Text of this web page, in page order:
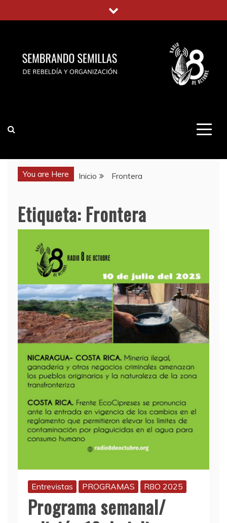
al
You are Here Inicio Frontera
Etiqueta: Frontera
Entrevistas PROGRAMAS R8O 2025
Programa semanal/